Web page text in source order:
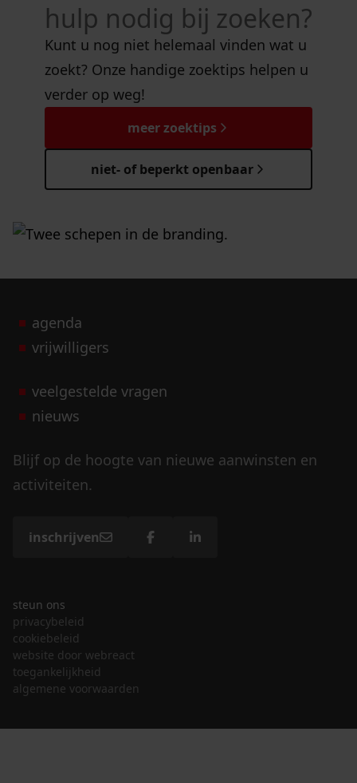
hulp nodig bij zoeken?
Kunt u nog niet helemaal vinden wat u
zoekt? Onze handige zoektips helpen u
verder op weg!
meer zoektips
niet- of beperkt openbaar
agenda
vrijwilligers
veelgestelde vragen
nieuws
Blijf op de hoogte van nieuwe aanwinsten en
activiteiten.
inschrijven
steun ons
privacybeleid
cookiebeleid
website door webreact
toegankelijkheid
algemene voorwaarden